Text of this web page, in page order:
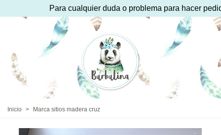
Para cualquier duda o problema para hacer
Inicio > Marca sitios madera cruz